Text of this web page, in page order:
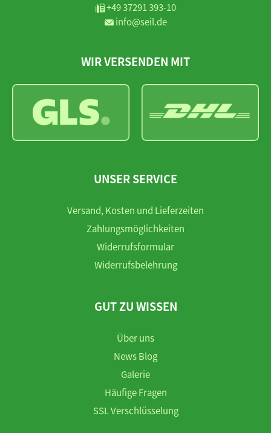
+49 37291 393-10
info@seil.de
WIR VERSENDEN MIT
UNSER SERVICE
Versand, Kosten und Lieferzeiten
Zahlungsmöglichkeiten
Widerrufsformular
Widerrufsbelehrung
GUT ZU WISSEN
Über uns
News Blog
Galerie
Häufige Fragen
SSL Verschlüsselung